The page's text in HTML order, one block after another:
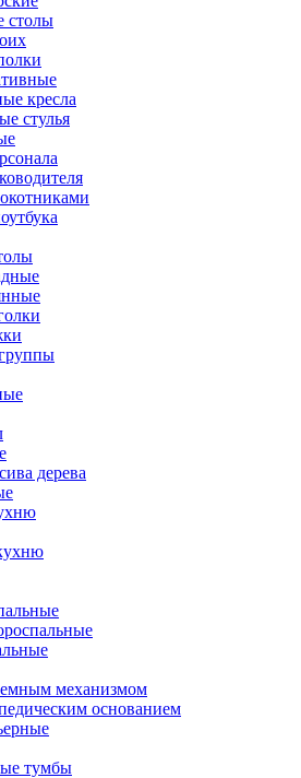
столы
кресла
стулья
дерева
механизмом
основанием
тумбы